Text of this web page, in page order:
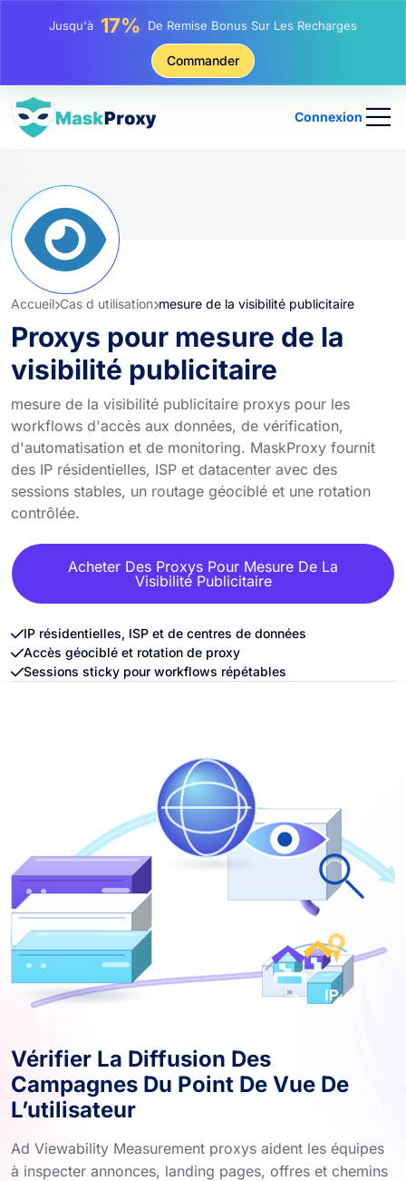
Jusqu'à25%Remise Sur Les Achats Statiques IP
Remise Sur Les Achats Tournants IP
Commander
Connexion
Accueil Cas d utilisation mesure de la visibilité publicitaire
Proxys pour mesure de la
visibilité publicitaire
mesure de la visibilité publicitaire proxys pour les
workflows d'accès aux données, de vérification,
d'automatisation et de monitoring. MaskProxy fournit
des IP résidentielles, ISP et datacenter avec des
sessions stables, un routage géociblé et une rotation
contrôlée.
Acheter Des Proxys Pour Mesure De La
Visibilité Publicitaire
IP résidentielles, ISP et de centres de données
Accès géociblé et rotation de proxy
Sessions sticky pour workflows répétables
Vérifier La Diffusion Des
Campagnes Du Point De Vue De
L’utilisateur
Ad Viewability Measurement proxys aident les équipes
à inspecter annonces, landing pages, offres et chemins